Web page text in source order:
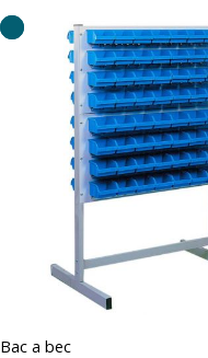
Bac a bec